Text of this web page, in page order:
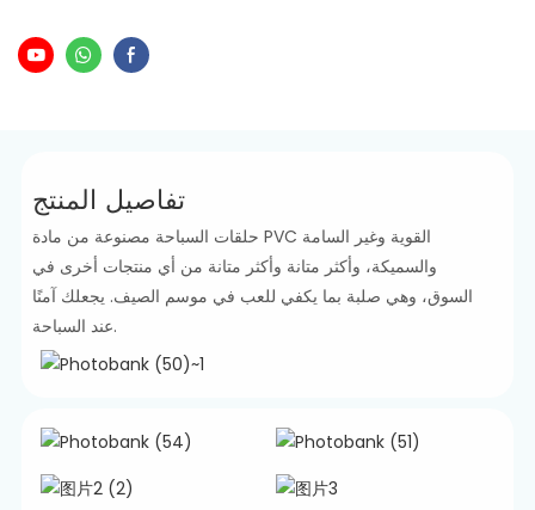
تفاصيل المنتج
حلقات السباحة مصنوعة من مادة PVC القوية وغير السامة
والسميكة، وأكثر متانة وأكثر متانة من أي منتجات أخرى في
السوق، وهي صلبة بما يكفي للعب في موسم الصيف. يجعلك آمنًا
عند السباحة.